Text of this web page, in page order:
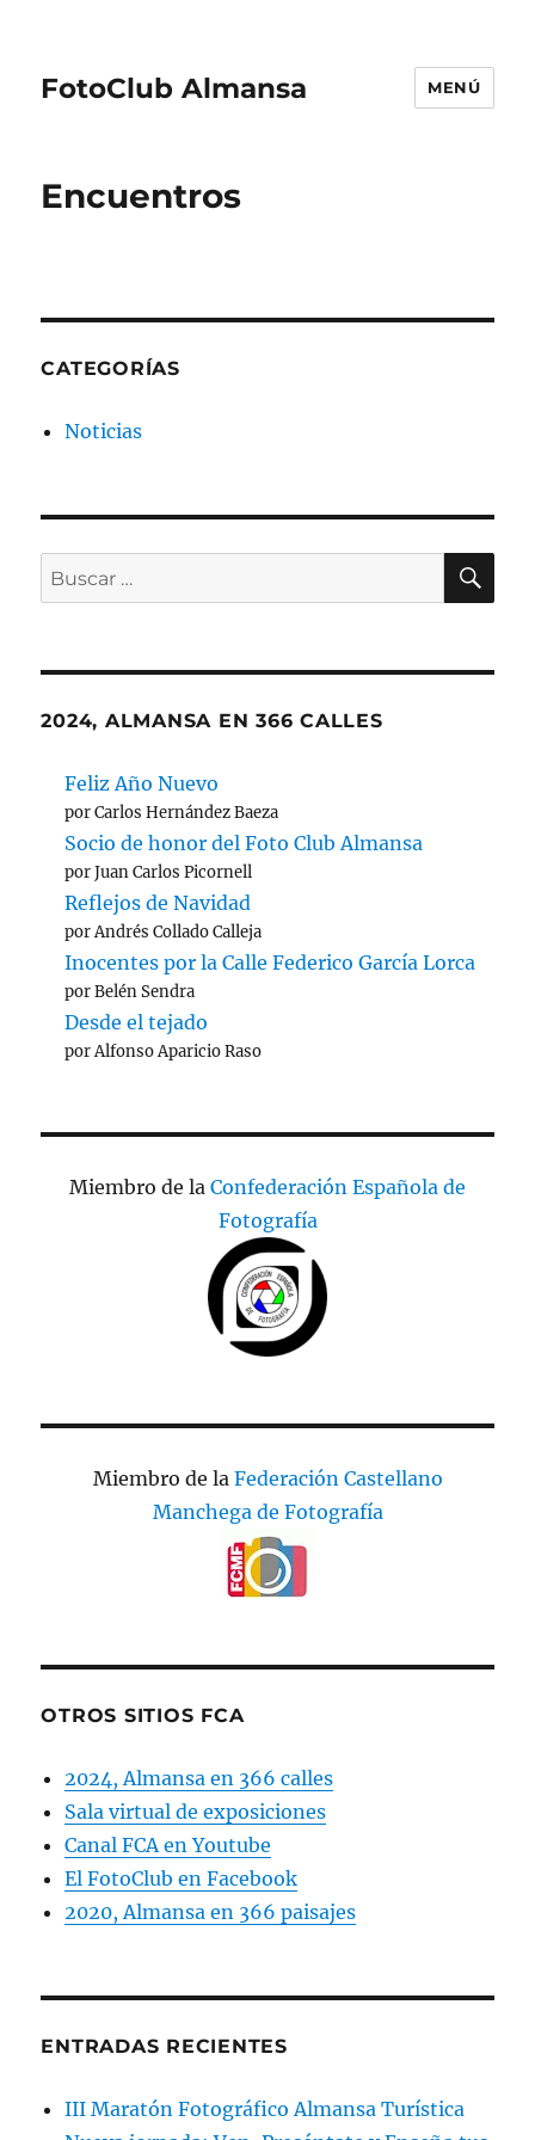
FotoClub Almansa MENÚ
Encuentros
CATEGORÍAS
Noticias
Buscar
por:
2024, ALMANSA EN 366 CALLES
Feliz Año Nuevo
por Carlos Hernández Baeza
Socio de honor del Foto Club Almansa
por Juan Carlos Picornell
Reflejos de Navidad
por Andrés Collado Calleja
Inocentes por la Calle Federico García Lorca
por Belén Sendra
Desde el tejado
por Alfonso Aparicio Raso
Miembro de la Confederación Española de
Fotografía
Miembro de la Federación Castellano
Manchega de Fotografía
OTROS SITIOS FCA
2024, Almansa en 366 calles
Sala virtual de exposiciones
Canal FCA en Youtube
El FotoClub en Facebook
2020, Almansa en 366 paisajes
ENTRADAS RECIENTES
III Maratón Fotográfico Almansa Turística